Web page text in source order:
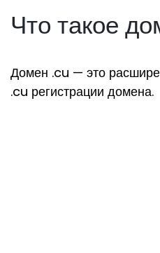
Что такое
Домен .cu — это
.cu регистрации домена.